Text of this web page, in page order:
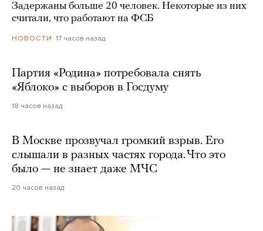
Задержаны больше 20 человек. Некоторые из них
считали, что работают на ФСБ
НОВОСТИ 17 часов назад
Партия «Родина» потребовала снять
«Яблоко» с выборов в Госдуму
18 часов назад
В Москве прозвучал громкий взрыв. Его
слышали в разных частях города. Что это
было — не знает даже МЧС
20 часов назад